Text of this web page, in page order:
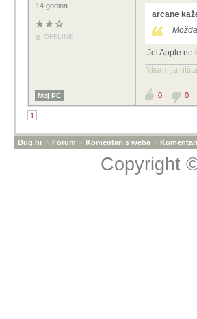
14 godina
OFFLINE
arcane
Jel Apple ne
Nisam ja
Moj PC 0 0
1
Bug.hr » Forum » Komentari s weba »
Copyright